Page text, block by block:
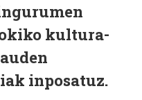
kultura-
inposatuz.